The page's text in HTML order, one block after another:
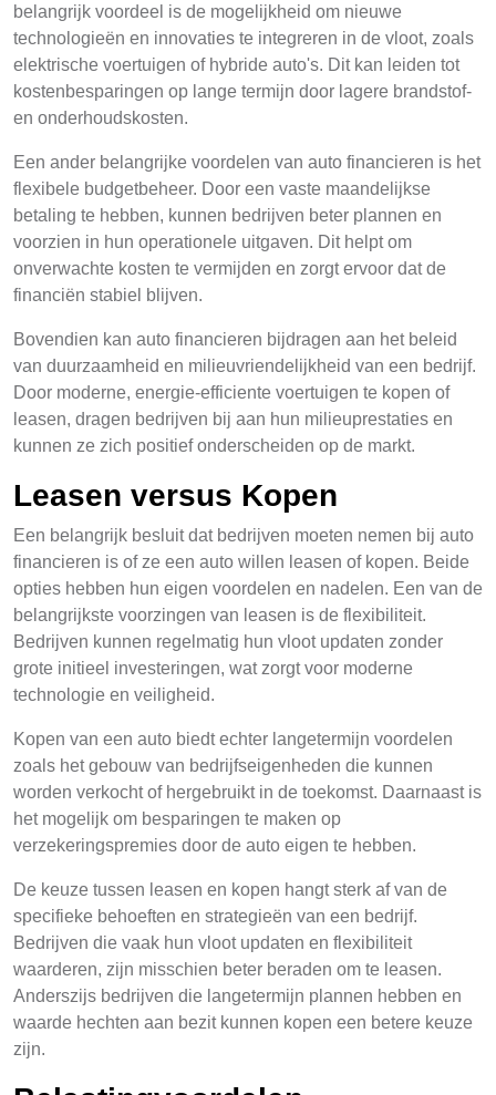
belangrijk voordeel is de mogelijkheid om nieuwe
technologieën en innovaties te integreren in de vloot, zoals
elektrische voertuigen of hybride auto's. Dit kan leiden tot
kostenbesparingen op lange termijn door lagere brandstof-
en onderhoudskosten.
Een ander belangrijke voordelen van auto financieren is het
flexibele budgetbeheer. Door een vaste maandelijkse
betaling te hebben, kunnen bedrijven beter plannen en
voorzien in hun operationele uitgaven. Dit helpt om
onverwachte kosten te vermijden en zorgt ervoor dat de
financiën stabiel blijven.
Bovendien kan auto financieren bijdragen aan het beleid
van duurzaamheid en milieuvriendelijkheid van een bedrijf.
Door moderne, energie-efficiente voertuigen te kopen of
leasen, dragen bedrijven bij aan hun milieuprestaties en
kunnen ze zich positief onderscheiden op de markt.
Leasen versus Kopen
Een belangrijk besluit dat bedrijven moeten nemen bij auto
financieren is of ze een auto willen leasen of kopen. Beide
opties hebben hun eigen voordelen en nadelen. Een van de
belangrijkste voorzingen van leasen is de flexibiliteit.
Bedrijven kunnen regelmatig hun vloot updaten zonder
grote initieel investeringen, wat zorgt voor moderne
technologie en veiligheid.
Kopen van een auto biedt echter langetermijn voordelen
zoals het gebouw van bedrijfseigenheden die kunnen
worden verkocht of hergebruikt in de toekomst. Daarnaast is
het mogelijk om besparingen te maken op
verzekeringspremies door de auto eigen te hebben.
De keuze tussen leasen en kopen hangt sterk af van de
specifieke behoeften en strategieën van een bedrijf.
Bedrijven die vaak hun vloot updaten en flexibiliteit
waarderen, zijn misschien beter beraden om te leasen.
Anderszijs bedrijven die langetermijn plannen hebben en
waarde hechten aan bezit kunnen kopen een betere keuze
zijn.